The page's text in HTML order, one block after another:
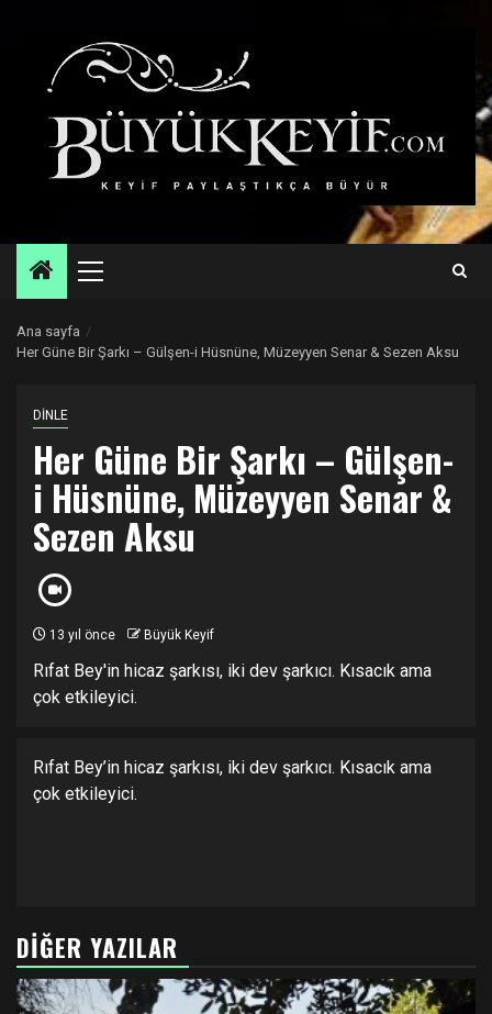
Primary
Ana sayfa
Her Güne Bir Şarkı – Gülşen-i Hüsnüne, Müzeyyen Senar & Sezen Aksu
DİNLE
Her Güne Bir Şarkı – Gülşen-
i Hüsnüne, Müzeyyen Senar &
Sezen Aksu
13 yıl önce Büyük Keyif
Rıfat Bey'in hicaz şarkısı, iki dev şarkıcı. Kısacık ama
çok etkileyici.
Rıfat Bey’in hicaz şarkısı, iki dev şarkıcı. Kısacık ama
çok etkileyici.
DIĞER YAZILAR